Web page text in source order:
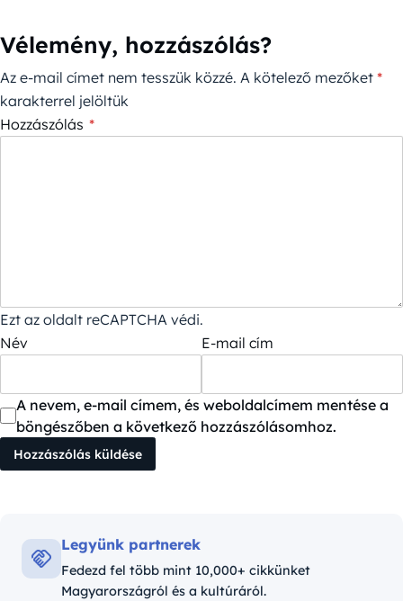
Vélemény, hozzászólás?
Az e-mail címet nem tesszük közzé. A kötelező mezőket *
karakterrel jelöltük
Hozzászólás *
Ezt az oldalt reCAPTCHA védi.
Név
E-mail cím
A nevem, e-mail címem, és weboldalcímem mentése a
böngészőben a következő hozzászólásomhoz.
Legyünk partnerek
Fedezd fel több mint 10,000+ cikkünket
Magyarországról és a kultúráról.